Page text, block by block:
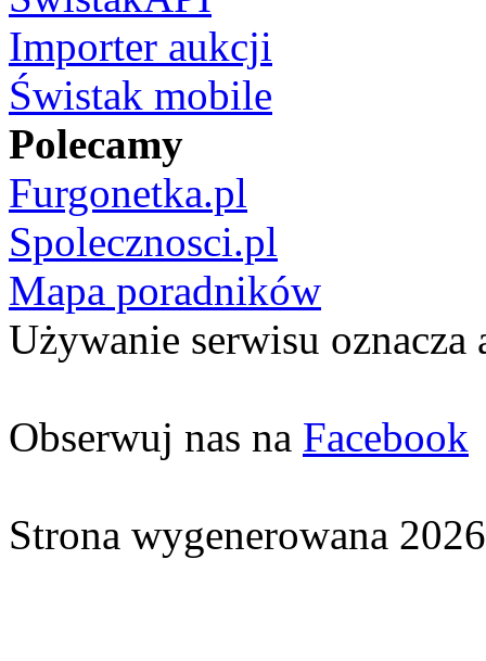
Importer aukcji
Świstak mobile
Polecamy
Furgonetka.pl
Spolecznosci.pl
Mapa poradników
Używanie serwisu oznacza
Obserwuj nas na Facebook
Strona wygenerowana